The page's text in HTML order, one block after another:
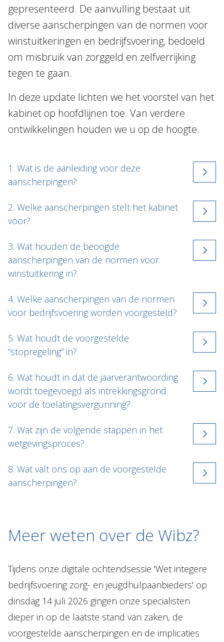
gepresenteerd. De aanvulling bestaat uit
diverse aanscherpingen van de normen voor
winstuitkeringen en bedrijfsvoering, bedoeld
om misbruik van zorggeld en zelfverrijking
tegen te gaan.
In deze update lichten we het voorstel van het
kabinet op hoofdlijnen toe. Van verdere
ontwikkelingen houden we u op de hoogte.
1. Wat is de aanleiding voor deze
aanscherpingen?
2. Welke aanscherpingen stelt het kabinet
voor?
3. Wat houden de beoogde
aanscherpingen van de normen voor
winstuitkering in?
4. Welke aanscherpingen van de normen
voor bedrijfsvoering worden voorgesteld?
5. Wat houdt de voorgestelde
“stopregeling” in?
6. Wat houdt in dat de jaarverantwoording
wordt toegevoegd als intrekkingsgrond
voor de toelatingsvergunning?
7. Wat zijn de volgende stappen in het
wetgevingsproces?
8. Wat valt ons op aan de voorgestelde
aanscherpingen?
Meer weten over de Wibz?
Tijdens onze digitale ochtendsessie 'Wet integere
bedrijfsvoering zorg- en jeugdhulpaanbieders' op
dinsdag 14 juli 2026 gingen onze specialisten
dieper in op de laatste stand van zaken, de
voorgestelde aanscherpingen en de implicaties